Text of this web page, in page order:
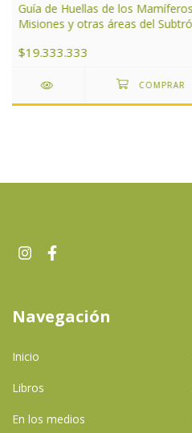
Guía de Huellas de los
Misiones y otras áreas del
$19.333.333
Navegación
Inicio
Libros
En los medios